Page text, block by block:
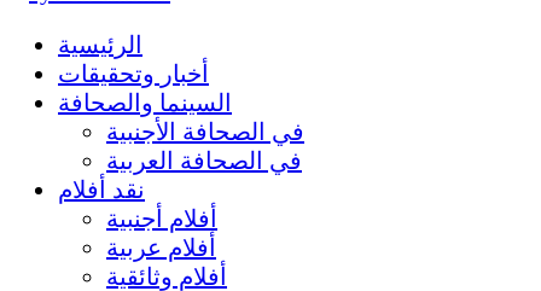
الرئيسية
أخبار وتحقيقات
السينما والصحافة
في الصحافة الأجنبية
في الصحافة العربية
نقد أفلام
أفلام أجنبية
أفلام عربية
أفلام وثائقية